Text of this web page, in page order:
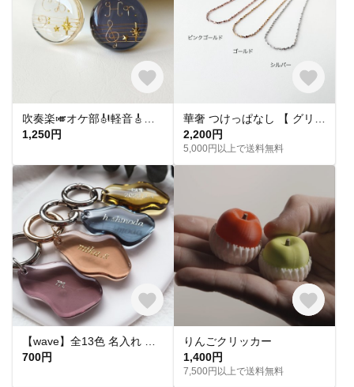
1,250円
2,200円
5,000円以上で送料無料
700円
りんごクリッカー
1,400円
7,500円以上で送料無料